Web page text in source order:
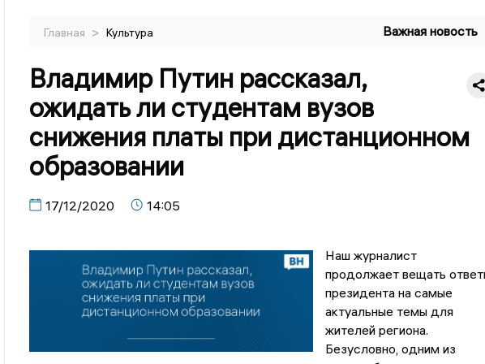
Главная > Культура Важная новость
Владимир Путин рассказал,
ожидать ли студентам вузов
снижения платы при дистанционном
образовании
17/12/2020 14:05
Наш журналист
продолжает вещать
президента на самые
актуальные темы для
жителей региона.
Безусловно, одним из